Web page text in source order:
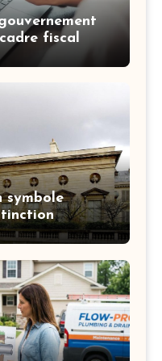
fiscal
symbole